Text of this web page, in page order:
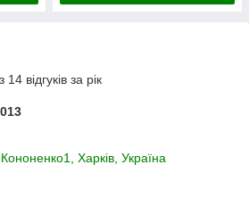
відгуків за рік
Харків, Україна